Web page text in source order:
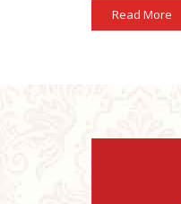
Read More